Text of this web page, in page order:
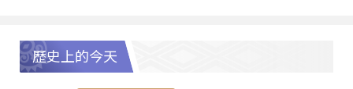
歷史上的今天